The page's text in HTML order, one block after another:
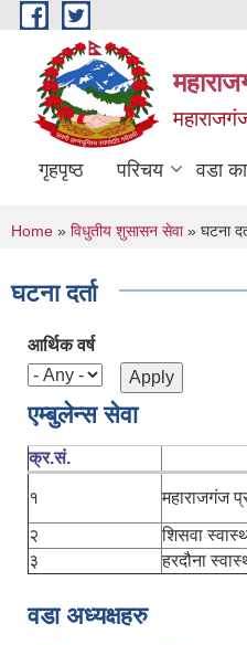
Skip to main content
गृहपृष्ठ परिचय वडा
You are here
Home » विधुतीय शुसासन सेवा» घटना
घटना दर्ता
आर्थिक वर्ष
एम्बुलेन्स सेवा
क्र.सं.
१ महाराजगंज
२
शिसवा
३
हरदौना
वडा अध्यक्षहरु